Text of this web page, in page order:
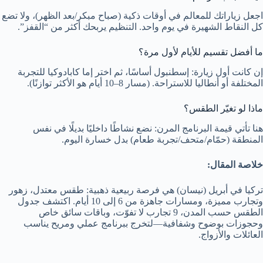
اجعل زياراتك للمعالم في أوقات ذكية (صباح مبكر/بعد الظهر)، ولا تضع
كل النقاط الشهيرة في يوم واحد. التنظيم يربحك أكثر من “القفز”.
ما أفضل تقسيم للأيام لأول مرة؟
إن كانت أول زيارة: إسطنبول أساسًا، ثم اختر إما كابادوكيا للتجربة
المختلفة أو أنطاليا للاستراحة. (مسار 8–10 أيام هو الأكثر توازنًا).
ماذا لو تغيّر الطقس؟
هنا تأتي قيمة البرنامج المرن: نضع نشاطًا داخليًا بديلًا في نفس
المنطقة (حمّام/متحف/تجربة طعام) بدل خسارة اليوم.
خلاصة المقال:
تركيا في أبريل (نيسان) هي فرصة ربيعية ذهبية: طقس معتدل، زهور
وتجارب مميزة، ومسارات جاهزة من 6 إلى 10 أيام. اكتشف جدول
الطقس حسب المدن، 9 تجارب لا تفوّت، وباقات سائق خاص
وحجوزات بوضوح وشفافية—لتخرج ببرنامج عملي ومريح يناسب
العائلات والأزواج.